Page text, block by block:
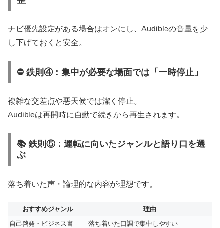
ナビ優先設定がある場合はオンにし、Audibleの音量を少
し下げておくと安全。
⛔ 鉄則④：集中が必要な場面では「一時停止」
複雑な交差点や悪天候では潔く停止。
Audibleは再開時に自動で続きから再生されます。
📚 鉄則⑤：運転に向いたジャンルと語り口を選
ぶ
落ち着いた声・論理的な内容が理想です。
おすすめジャンル
理由
自己啓発・ビジネス書
落ち着いた口調で集中しやすい